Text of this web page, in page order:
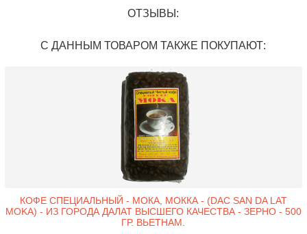
ОТЗЫВЫ:
С ДАННЫМ ТОВАРОМ ТАКЖЕ ПОКУПАЮТ:
КОФЕ СПЕЦИАЛЬНЫЙ - МОКА, МОККА - (DAC SAN DA LAT
MOKA) - ИЗ ГОРОДА ДАЛАТ ВЫСШЕГО КАЧЕСТВА - ЗЕРНО - 500
ГР. ВЬЕТНАМ.